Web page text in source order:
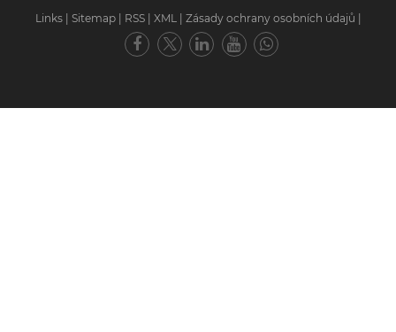
Links
Sitemap RSS XML Zásady ochrany osobních údajů